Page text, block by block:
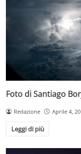
Foto di Santiago
Redazione Aprile 4,
Leggi di più